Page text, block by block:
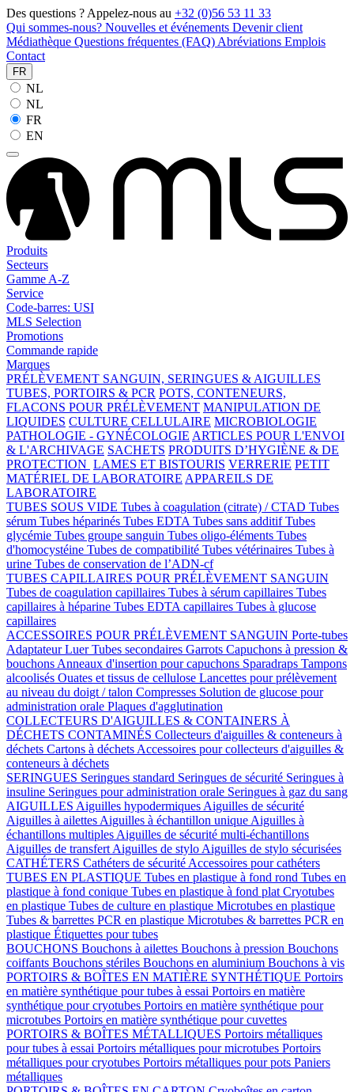
Des questions ? Appelez-nous au +32 (0)56 53 11 33
Qui sommes-nous? Nouvelles et événements Devenir client
Médiathèque Questions fréquentes (FAQ) Abréviations Emplois
Contact
FR
NL
NL
FR
EN
Produits
Secteurs
Gamme A-Z
Service
Code-barres: USI
MLS Selection
Promotions
Commande rapide
Marques
PRÉLÈVEMENT SANGUIN, SERINGUES & AIGUILLES
TUBES, PORTOIRS & PCR POTS, CONTENEURS,
FLACONS POUR PRÉLÈVEMENT MANIPULATION DE
LIQUIDES CULTURE CELLULAIRE MICROBIOLOGIE
PATHOLOGIE - GYNÉCOLOGIE ARTICLES POUR L'ENVOI
& L'ARCHIVAGE SACHETS PRODUITS D’HYGIÈNE & DE
PROTECTION LAMES ET BISTOURIS VERRERIE PETIT
MATÉRIEL DE LABORATOIRE APPAREILS DE
LABORATOIRE
TUBES SOUS VIDE Tubes à coagulation (citrate) / CTAD Tubes
sérum Tubes héparinés Tubes EDTA Tubes sans additifTubes
glycémie Tubes groupe sanguin Tubes oligo-éléments Tubes
d'homocystéine Tubes de compatibilité Tubes vétérinaires Tubes à
urine Tubes de conservation de l’ADN-cf
TUBES CAPILLAIRES POUR PRÉLÈVEMENT SANGUIN
Tubes de coagulation capillaires Tubes à sérum capillaires Tubes
capillaires à héparine Tubes EDTA capillaires Tubes à glucose
capillaires
ACCESSOIRES POUR PRÉLÈVEMENT SANGUIN Porte-tubes
Adaptateur LuerTubes secondaires Garrots Capuchons à pression &
bouchons Anneaux d'insertion pour capuchons Sparadraps Tampons
alcoolisés Ouates et tissus de cellulose Lancettes pour prélèvement
au niveau du doigt / talon Compresses Solution de glucose pour
administration orale Plaques d'agglutination
COLLECTEURS D'AIGUILLES & CONTAINERS À
DÉCHETS CONTAMINÉS Collecteurs d'aiguilles & conteneurs à
déchets Cartons à déchets Accessoires pour collecteurs d'aiguilles &
conteneurs à déchets
SERINGUES Seringues standard Seringues de sécurité Seringues à
insuline Seringues pour administration orale Seringues à gaz du sang
AIGUILLES Aiguilles hypodermiques Aiguilles de sécurité
Aiguilles à ailettes Aiguilles à échantillon unique Aiguilles à
échantillons multiples Aiguilles de sécurité multi-échantillons
Aiguilles de transfert Aiguilles de stylo Aiguilles de stylo sécurisées
CATHÉTERS Cathéters de sécurité Accessoires pour cathéters
TUBES EN PLASTIQUE Tubes en plastique à fond rond Tubes en
plastique à fond conique Tubes en plastique à fond plat Cryotubes
en plastique Tubes de culture en plastique Microtubes en plastique
Tubes & barrettes PCR en plastique Microtubes & barrettes PCR en
plastique Étiquettes pour tubes
BOUCHONS Bouchons à ailettes Bouchons à pression Bouchons
coiffants Bouchons stériles Bouchons en aluminium Bouchons à vis
PORTOIRS & BOÎTES EN MATIÈRE SYNTHÉTIQUE Portoirs
en matière synthétique pour tubes à essai Portoirs en matière
synthétique pour cryotubes Portoirs en matière synthétique pour
microtubes Portoirs en matière synthétique pour cuvettes
PORTOIRS & BOÎTES MÉTALLIQUES Portoirs métalliques
pour tubes à essai Portoirs métalliques pour microtubes Portoirs
métalliques pour cryotubes Portoirs métalliques pour pots Paniers
métalliques